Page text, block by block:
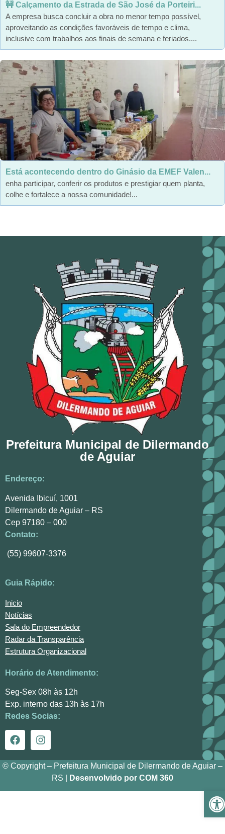
🚧 Calçamento da Estrada de São José da Porteiri...
A empresa busca concluir a obra no menor tempo possível,
aproveitando as condições favoráveis de tempo e clima,
inclusive com trabalhos aos finais de semana e feriados....
Está acontecendo dentro do Ginásio da EMEF Valen...
enha participar, conferir os produtos e prestigiar quem planta,
colhe e fortalece a nossa comunidade!...
Prefeitura Municipal de Dilermando
de Aguiar
Endereço:
Avenida Ibicuí, 1001
Dilermando de Aguiar – RS
Cep 97180 – 000
Contato:
(55) 99607-3376
Guia Rápido:
Inicio
Notícias
Sala do Empreendedor
Radar da Transparência
Estrutura Organizacional
Horário de Atendimento:
Seg-Sex 08h às 12h
Exp. interno das 13h às 17h
Redes Socias:
© Copyright – Prefeitura Municipal de Dilermando de Aguiar –
RS |
Desenvolvido por COM 360